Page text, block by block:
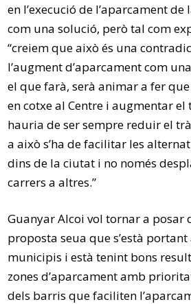
en l’execució de l’aparcament
com una solució, però tal com
“creiem que això és una
l’augment d’aparcament com
el que farà, serà animar a fer
en cotxe al Centre i augmentar el
hauria de ser sempre reduir el
a això s’ha de facilitar les
dins de la ciutat i no només
carrers a altres.”
Guanyar Alcoi vol tornar a
proposta seua que s’està
municipis i està tenint bons
zones d’aparcament amb
dels barris que faciliten